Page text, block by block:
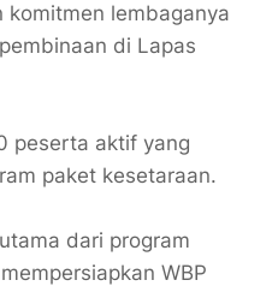
komitmen lembaganya
di Lapas
peserta aktif yang
paket kesetaraan.
dari program
WBP